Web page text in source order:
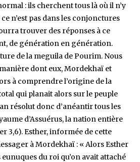
: ils cherchent tous là où il n’y
n’est pas dans les conjonctures
trouver des réponses à ce
de génération en génération.
de la meguila de Pourim. Nous
dont eux, Mordekhaï et
à comprendre l’origine de la
qui planait alors sur le peuple
résolut donc d’anéantir tous les
d’Assuérus, la nation entière
3,6). Esther, informée de cette
à Mordekhaï : « Alors Esther
du roi qu’on avait attaché